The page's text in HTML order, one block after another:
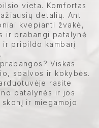
vieta. Komfortas
detalių. Ant
kvepianti žvakė,
ir prabangi patalynė
pripildo kambarį
Viskas
spalvos ir kokybės.
rasite
patalynės ir jos
ir miegamojo